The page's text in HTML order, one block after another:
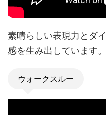
素晴らしい表現力とダ
感を生み出しています。
ウォークスルー